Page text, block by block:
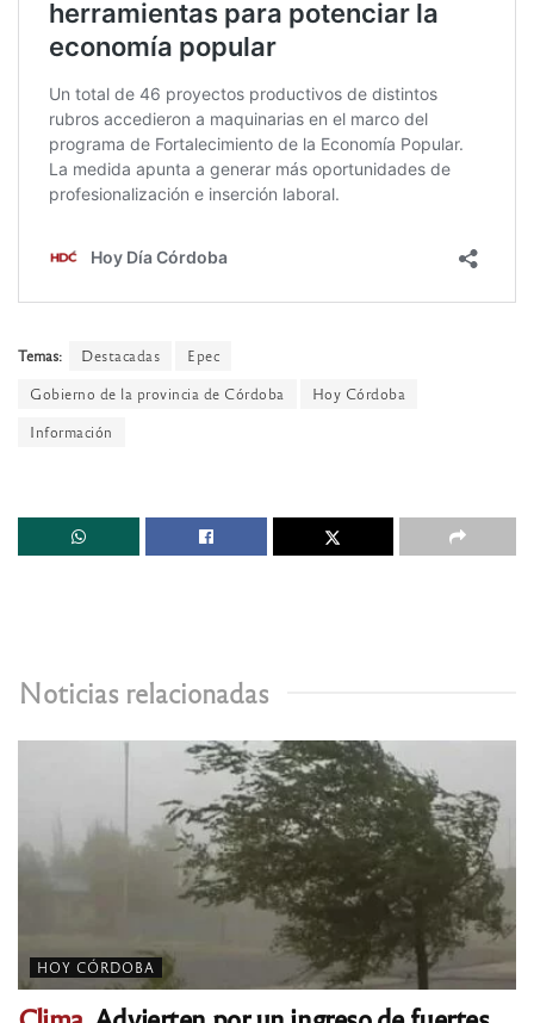
Temas: Destacadas
Epec
Gobierno de la provincia de Córdoba
Hoy Córdoba
Información
Noticias relacionadas
HOY CÓRDOBA